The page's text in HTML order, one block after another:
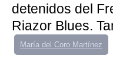
detenidos del
Riazor Blues.
María del Coro Martínez